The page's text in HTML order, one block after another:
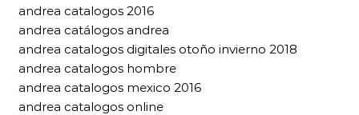
andrea catalogos 2016
andrea catálogos andrea
andrea catalogos digitales otoño invierno 2018
andrea catalogos hombre
andrea catalogos mexico 2016
andrea catalogos online